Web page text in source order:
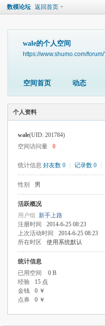
数模论坛 返回首页
wale的个人空间
https://www.shumo.com/
空间首页 动态
个人资料
wale(UID: 201784)
空间访问量
0
统计信息 好友数 0 记录数 0
性别 男
活跃概况
用户组 新手上路
注册时间
2014-6-25 08:23
上次活动时间
2014-6-25 08:23
所在时区
使用系统默认
统计信息
已用空间
0 B
经验
15 点
金钱
0 ￥
点券
0 ￥